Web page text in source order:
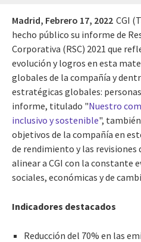
Madrid, Febrero 17, 2022 CGI
hecho público su informe de
Corporativa (RSC) 2021 que
evolución y logros en esta
globales de la compañía y
estratégicas globales:
informe, titulado "Nuestro
inclusivo y sostenible",
objetivos de la compañía en
de rendimiento y las revisiones
alinear a CGI con la constante
sociales, económicas y de
Indicadores destacados
Reducción del 70% en las